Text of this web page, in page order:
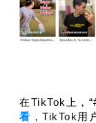
在TikTok上，
看 ，TikTok用